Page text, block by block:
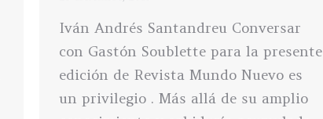
Iván Andrés Santandreu Conversar
con Gastón Soublette para la presente
edición de Revista Mundo Nuevo es
un privilegio . Más allá de su amplio